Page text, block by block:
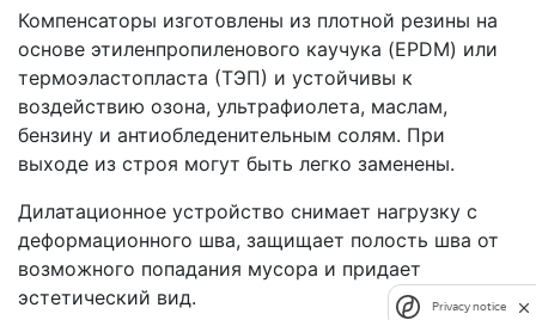
Компенсаторы изготовлены из плотной резины на
основе этиленпропиленового каучука (EPDM) или
термоэластопласта (ТЭП) и устойчивы к
воздействию озона, ультрафиолета, маслам,
бензину и антиобледенительным солям. При
выходе из строя могут быть легко заменены.
Дилатационное устройство снимает нагрузку с
деформационного шва, защищает полость шва от
возможного попадания мусора и придает
эстетический вид.
Privacy notice